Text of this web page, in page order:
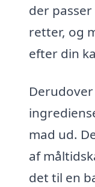
der
retter, og
efter din
mad ud.
af
det til en